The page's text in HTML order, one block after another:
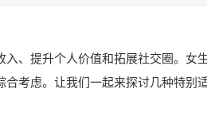
、提升个人价值和拓展社交圈。女
考虑。让我们一起来探讨几种特别